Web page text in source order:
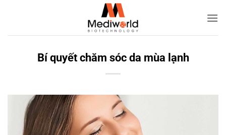
Bí quyết chăm sóc da mùa lạnh